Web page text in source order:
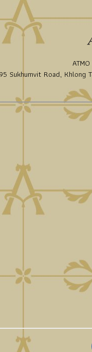
Sukhumvit Road, Khlong